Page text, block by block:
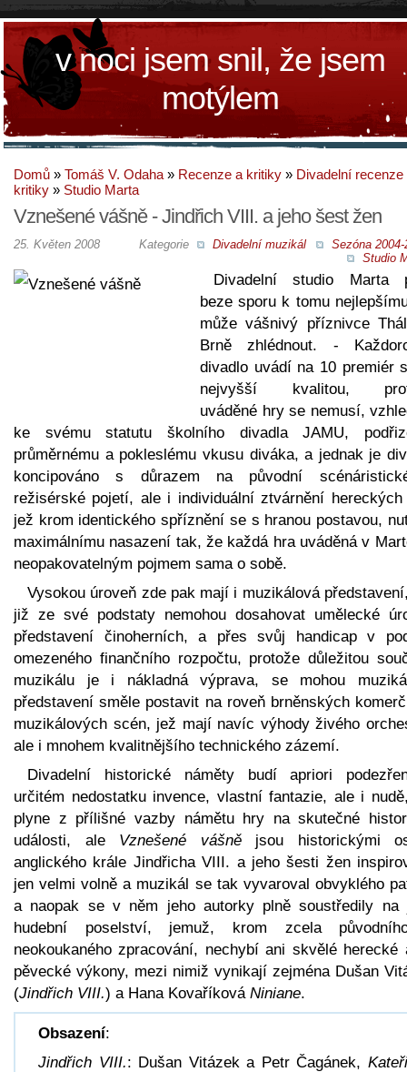
v noci jsem snil, že jsem
motýlem
Domů » Tomáš V. Odaha » Recenze a kritiky » Divadelní recenze
kritiky » Studio Marta
Vznešené vášně - Jindřich VIII. a jeho šest žen
Kategorie Divadelní muzikál
Sezóna 2004-
Studio
25. Květen 2008
Divadelní studio Marta
beze sporu k tomu
může vášnivý příznivce
Brně zhlédnout. -
divadlo uvádí na 10 premiér
nejvyšší kvalitou,
uváděné hry se nemusí,
ke svému statutu školního divadla JAMU,
průměrnému a pokleslému vkusu diváka, a jednak je
koncipováno s důrazem na původní
režisérské pojetí, ale i individuální ztvárnění
jež krom identického spříznění se s hranou postavou,
maximálnímu nasazení tak, že každá hra uváděná v
neopakovatelným pojmem sama o sobě.
Vysokou úroveň zde pak mají i muzikálová
již ze své podstaty nemohou dosahovat umělecké
představení činoherních, a přes svůj handicap v
omezeného finančního rozpočtu, protože důležitou
muzikálu je i nákladná výprava, se mohou
představení směle postavit na roveň brněnských
muzikálových scén, jež mají navíc výhody živého
ale i mnohem kvalitnějšího technického zázemí.
Divadelní historické náměty budí apriori
určitém nedostatku invence, vlastní fantazie, ale i
plyne z přílišné vazby námětu hry na skutečné
události, ale Vznešené vášnějsou historickými
anglického krále Jindřicha VIII. a jeho šesti žen
jen velmi volně a muzikál se tak vyvaroval obvyklého
a naopak se v něm jeho autorky plně soustředily na
hudební poselství, jemuž, krom zcela
neokoukaného zpracování, nechybí ani skvělé herecké
pěvecké výkony, mezi nimiž vynikají zejména Dušan
(Jindřich VIII.) a Hana Kovaříková Niniane.
Obsazení:
Jindřich VIII.: Dušan Vitázek a Petr Čagánek,